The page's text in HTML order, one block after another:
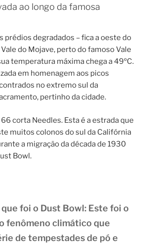
ao longo da famosa
prédios degradados – fica a oeste do
do Mojave, perto do famoso Vale
temperatura máxima chega a 49ºC.
em homenagem aos picos
no extremo sul da
pertinho da cidade.
corta Needles. Esta é a estrada que
muitos colonos do sul da Califórnia
a migração da década de 1930
Bowl.
foi o Dust Bowl: Este foi o
fenômeno climático que
de tempestades de pó e